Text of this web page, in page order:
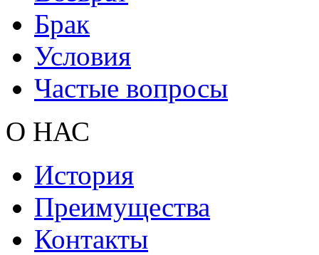
Брак
Условия
Частые вопросы
О НАС
История
Преимущества
Контакты